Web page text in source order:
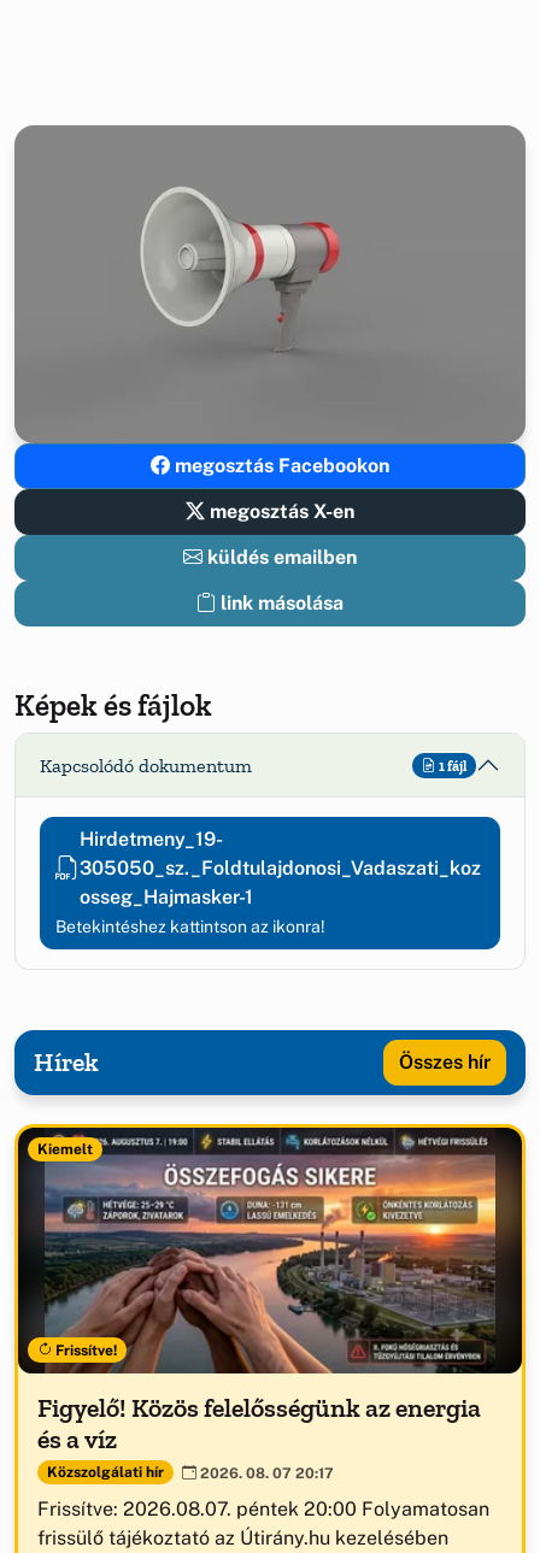
megosztás Facebookon
megosztás X-en
küldés emailben
link másolása
Képek és fájlok
Kapcsolódó dokumentum 1 fájl
Hirdetmeny_19-
305050_sz._Foldtulajdonosi_Vadaszati_koz
osseg_Hajmasker-1
Betekintéshez kattintson az ikonra!
Hírek Összes hír
Kiemelt
Frissítve!
Figyelő! Közös felelősségünk az energia
és a víz
Közszolgálati hír 2026. 08. 07 20:17
Frissítve: 2026.08.07. péntek 20:00 Folyamatosan
frissülő tájékoztató az Útirány.hu kezelésében